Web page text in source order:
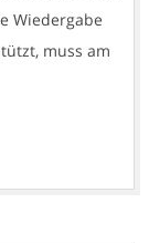
Wiedergabe
muss am